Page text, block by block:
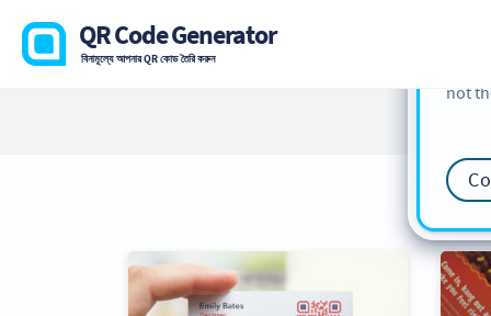
QR Code Generator
বিনামূল্যে আপনার QR কোড তৈরি করুন
not